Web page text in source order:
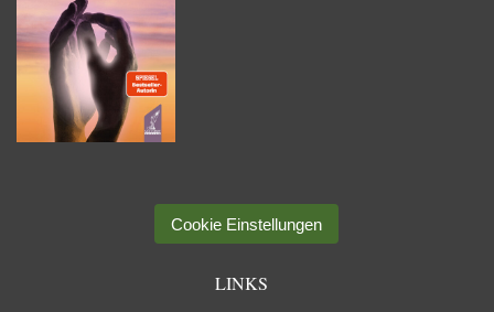
Cookie Einstellungen
LINKS